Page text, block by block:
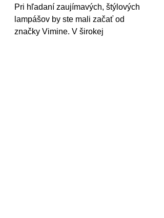
Pri hľadaní zaujímavých, štýlových
lampášov by ste mali začať od
značky Vimine. V širokej